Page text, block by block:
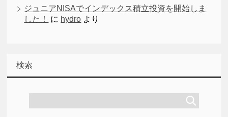
ジュニアNISAでインデックス積立投資を開始しま
した！
に hydro より
検索